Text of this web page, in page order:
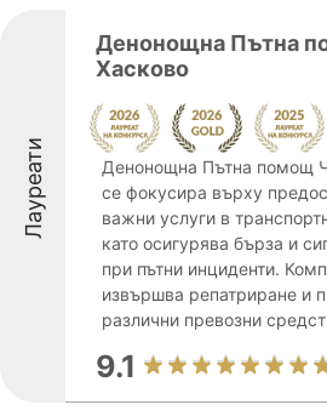
Лауреати
Денонощна Пътна
Хасково
Денонощна Пътна помощ
се фокусира върху
важни услуги в
като осигурява бърза и
при пътни инциденти.
извършва репатриране и
различни превозни
9.1